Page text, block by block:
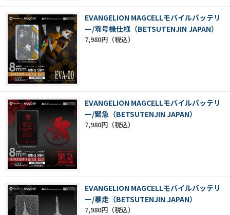
EVANGELION MAGCELLモバイルバッテリ
ー/零号機仕様（BETSUTENJIN JAPAN）
7,980円
EVANGELION MAGCELLモバイルバッテリ
ー/緊急（BETSUTENJIN JAPAN）
7,980円
EVANGELION MAGCELLモバイルバッテリ
ー/暴走（BETSUTENJIN JAPAN）
7,980円